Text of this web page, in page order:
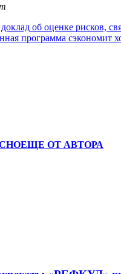
об оценке рисков,
программа
ЕЩЕ ОТ АВТОРА